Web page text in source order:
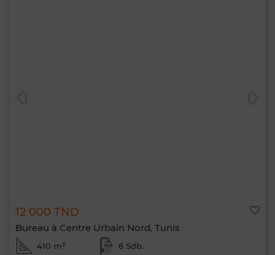
12 000 TND
Bureau à Centre Urbain Nord, Tunis
410 m² 8 Sdb.